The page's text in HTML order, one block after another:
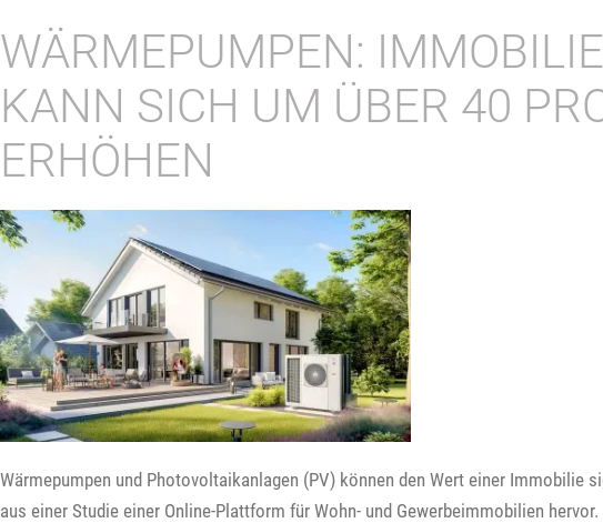
WÄRMEPUMPEN:
KANN SICH UM ÜBER 40
ERHÖHEN
Wärmepumpen und Photovoltaikanlagen (PV) können den Wert einer Immobilie
aus einer Studie einer Online-Plattform für Wohn- und Gewerbeimmobilien